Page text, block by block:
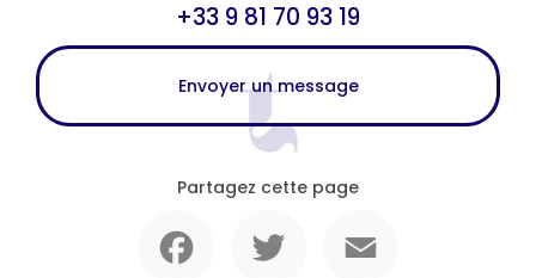
+33 9 81 70 93 19
Envoyer un message
Partagez cette page